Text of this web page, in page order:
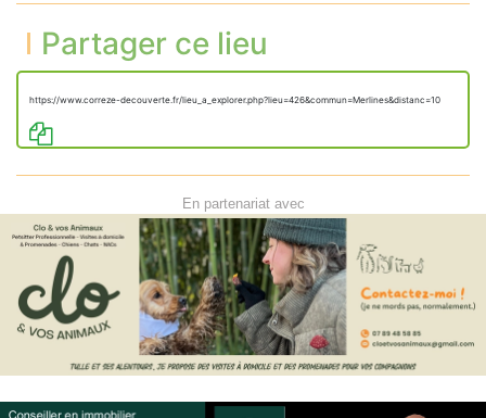
Partager ce lieu
https://www.correze-decouverte.fr/lieu_a_explorer.php?lieu=426&commun=Merlines&distanc=10
En partenariat avec